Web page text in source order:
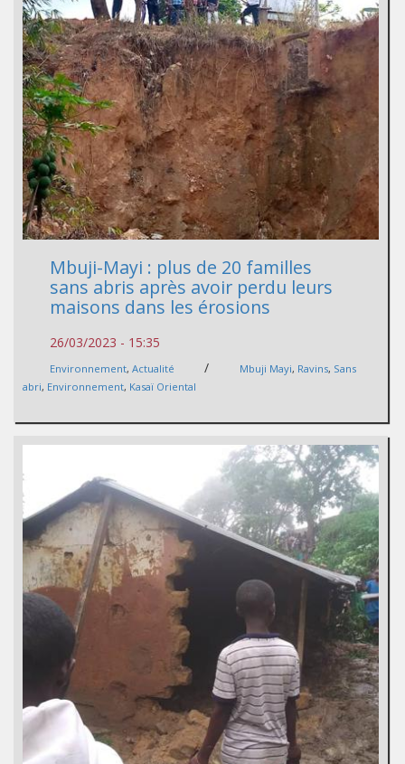
Mbuji-Mayi : plus de 20 familles
sans abris après avoir perdu leurs
maisons dans les érosions
26/03/2023 - 15:35
Environnement, Actualité / Mbuji Mayi, Ravins, Sans
abri, Environnement, Kasaï Oriental